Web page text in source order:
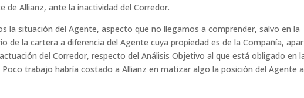
Allianz, ante la inactividad del Corredor.
situación del Agente, aspecto que no llegamos a comprender, salvo en la
de la cartera a diferencia del Agente cuya propiedad es de la Compañía,
del Corredor, respecto del Análisis Objetivo al que está obligado en
trabajo habría costado a Allianz en matizar algo la posición del Agente